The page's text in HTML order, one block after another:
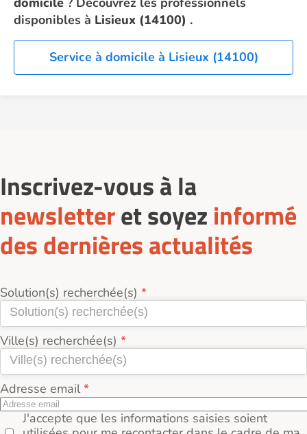
disponibles à Lisieux (14100) .
Service à domicile à Lisieux (14100)
Inscrivez-vous à la
newsletteret soyez informé
des dernières actualités
Solution(s) recherchée(s)
Ville(s) recherchée(s)
Adresse email
J'accepte que les informations saisies soient